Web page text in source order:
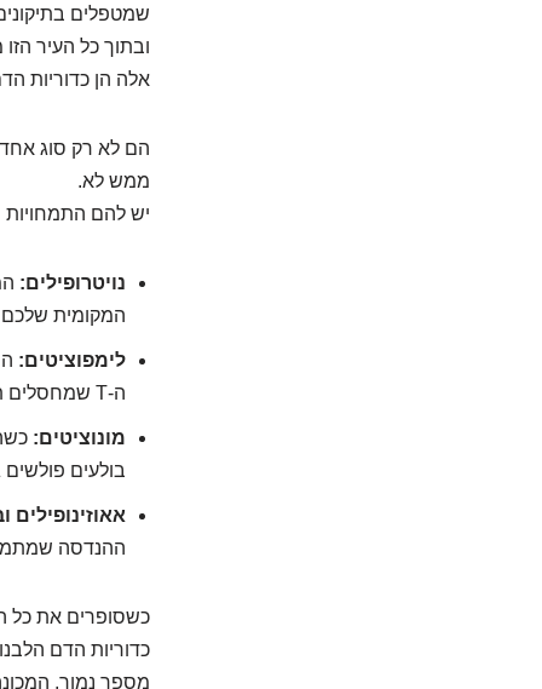
שמטפלים
ובתוך כל העיר
אלה הן כדוריות
הם לא רק סוג אחד
ממש לא.
יש להם התמחויות
נויטרופילים:
המקומית
לימפוציטים:
ה-T שמחסלים תאים נגועים בווירוסים או תאים סרטניים. המודיעין והכוחות המיוחדים.
מונוציטים:
בולעים פולשים
אאוזינופילים
ההנדסה
כדוריות הדם
מספר נמוך,